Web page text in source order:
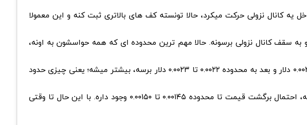
کانال نزولی حرکت میکرد، حالا تونسته کف های بالاتری ثبت کنه و این معمولا
سقف کانال نزولی برسونه. حالا مهم ترین محدوده ای که همه حواسشون به اونه،
پامپ فان اول تا ۰.۰۰۲۰ دلار و بعد به محدوده ۰.۰۰۲۲ تا ۰.۰۰۲۳ دلار برسه، بیشتر میشه؛ یعنی چیزی حدود
البته یه روی دیگه بازار هم وجود داره. اگه فشار فروش دوباره زیاد بشه و این مقاومت شکسته نشه، احتمال برگشت قیمت تا محدوده ۰.۰۰۱۴۵ تا ۰.۰۰۱۵۰ وجود داره. با این حال تا وقتی